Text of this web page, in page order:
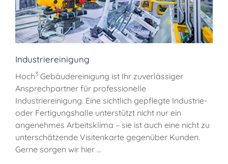
Industriereinigung
Hoch3 Gebäudereinigung ist Ihr zuverlässiger
Ansprechpartner für professionelle
Industriereinigung. Eine sichtlich gepflegte Industrie-
oder Fertigungshalle unterstützt nicht nur ein
angenehmes Arbeitsklima – sie ist auch eine nicht zu
unterschätzende Visitenkarte gegenüber Kunden.
Gerne sorgen wir hier …